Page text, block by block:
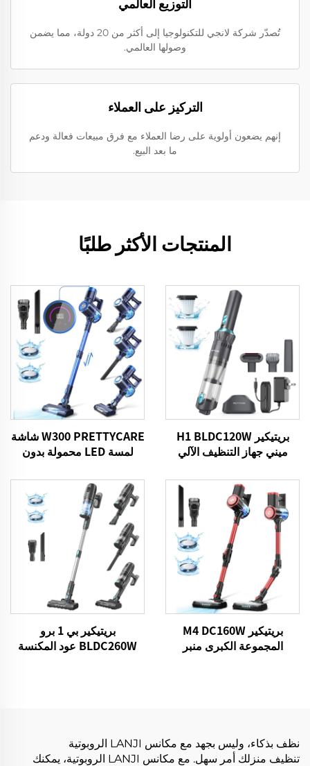
تُصدّر شركة لانجي للتكنولوجيا إلى أكثر من 20 دولة، مما يضمن
وصولها العالمي.
التركيز على العملاء
إنهم يضعون أولوية على رضا العملاء مع فرق مبيعات فعالة ودعم
ما بعد البيع.
المنتجات الأكثر طلبًا
بريتيكير H1 BLDC120W
ميني جهاز التنظيف الآلي
W300 PRETTYCARE شاشة
لمسة LED محمولة بدون
الكهرباء
بريتيكير M4 DC160W
المجموعة الكبرى منبر
بريتيكير بي 1 برو
BLDC260W عود المكنسة
نظف بذكاء، وليس بجهد مع مكانس LANJI الروبوتية
تنظيف منزلك أمر سهل. مع مكانس LANJI الروبوتية، يمكنك